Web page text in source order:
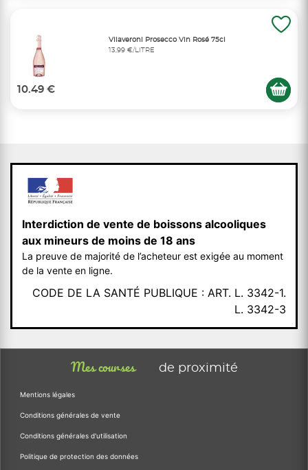
Vilaveroni Prosecco Vin Rosé 75cl
13,99 €/LITRE
10.49 €
Interdiction de vente de boissons alcooliques
aux mineurs de moins de 18 ans
La preuve de majorité de l’acheteur est exigée au moment
de la vente en ligne.
CODE DE LA SANTÉ PUBLIQUE : ART. L. 3342-1.
L. 3342-3
Mes courses de proximité
Mentions légales
Conditions générales de vente
Conditions générales d'utilisation
Politique de protection des données